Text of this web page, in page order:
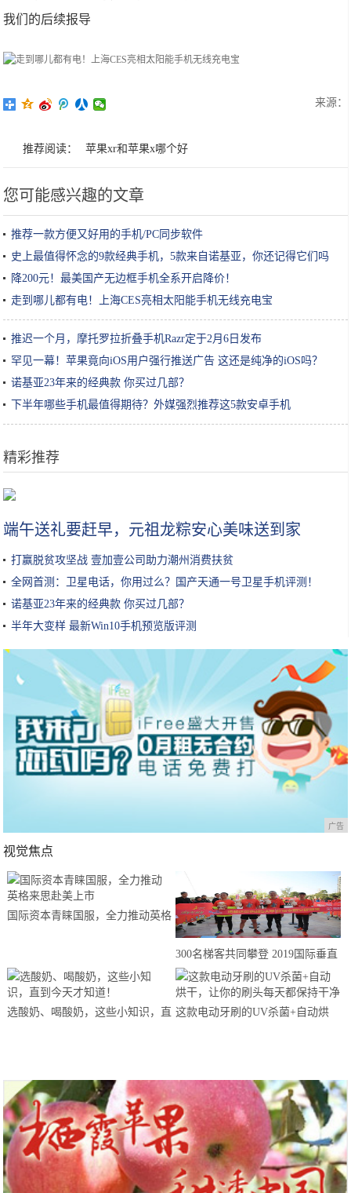
我们的后续报导
来源：
推荐阅读： 苹果xr和苹果x哪个好
您可能感兴趣的文章
推荐一款方便又好用的手机/PC同步软件
史上最值得怀念的9款经典手机，5款来自诺基亚，你还记得它们吗
降200元！最美国产无边框手机全系开启降价！
走到哪儿都有电！上海CES亮相太阳能手机无线充电宝
推迟一个月，摩托罗拉折叠手机Razr定于2月6日发布
罕见一幕！苹果竟向iOS用户强行推送广告 这还是纯净的iOS吗？
诺基亚23年来的经典款 你买过几部？
下半年哪些手机最值得期待？外媒强烈推荐这5款安卓手机
精彩推荐
端午送礼要赶早，元祖龙粽安心美味送到家
打赢脱贫攻坚战 壹加壹公司助力潮州消费扶贫
全网首测：卫星电话，你用过么？国产天通一号卫星手机评测！
诺基亚23年来的经典款 你买过几部？
半年大变样 最新Win10手机预览版评测
广告
视觉焦点
国际资本青睐国服，全力推动英格
300名梯客共同攀登 2019国际垂直
马拉松超级精英赛顺德海骏达中心
站欢乐开跑
选酸奶、喝酸奶，这些小知识，直 这款电动牙刷的UV杀菌+自动烘